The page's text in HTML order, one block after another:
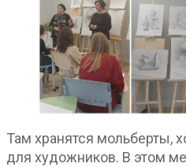
Там хранятся мольберты,
для художников. В этом